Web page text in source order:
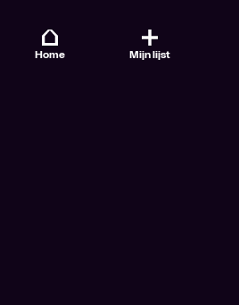
Home Mijn lijst